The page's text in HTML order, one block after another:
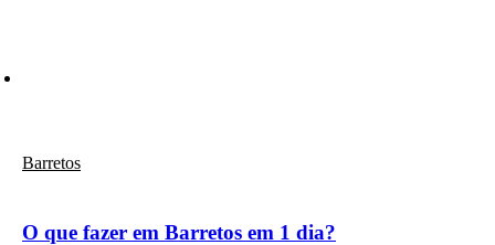
Barretos
O que fazer em Barretos em 1 dia?